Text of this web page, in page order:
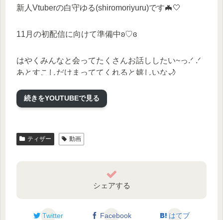
新人Vtuberの白守ゆる(shiromoriyuru)です🦇🤍
11月の初配信に向けて準備中ʚ♡ɞ
はやくみんなと会ってたくさんお話ししたい~っ.ᐟ .ᐟ
あとすこしだけまっててくれると嬉しいな🌙
動画をみてもしゆるのこと気に入ってくれたら
チャンネル登録や高評価、Twitterふぉろーなど
Tweets by shiromoriyuru
::::::::::::::::::::::::::: ʚ ✞ ɞ :::::::::::::::::::::::::::
続きをYOUTUBEで見る
ティザー 動画
シェアする
Twitter Facebook はてブ